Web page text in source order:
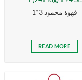
قهوة محمود 3*1
READ MORE